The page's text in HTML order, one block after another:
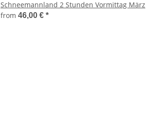
Schneemannland 2 Stunden Vormittag März
from 46,00 € *